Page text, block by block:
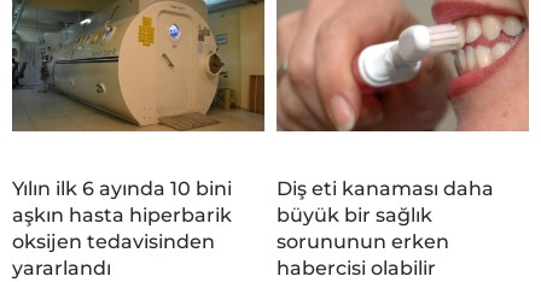
Yılın ilk 6 ayında 10 bini
aşkın hasta hiperbarik
oksijen tedavisinden
yararlandı
Diş eti kanaması daha
büyük bir sağlık
sorununun erken
habercisi olabilir